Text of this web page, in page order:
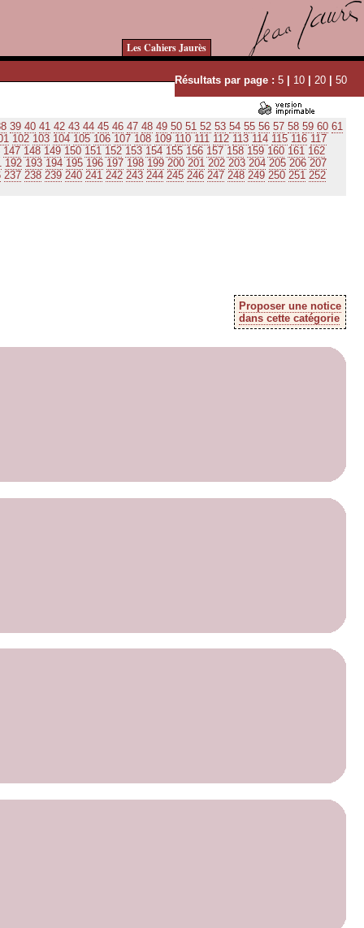
Les Cahiers Jaurès
Résultats par page : 5 | 10 | 20 | 50
39 40 41 42 43 44 45 46 47 48 49 50 51 52 53 54 55 56 57 58 59 60 61
102 103 104 105 106 107 108 109 110 111 112 113 114 115 116 117
147 148 149 150 151 152 153 154 155 156 157 158 159 160 161 162
192 193 194 195 196 197 198 199 200 201 202 203 204 205 206 207
237 238 239 240 241 242 243 244 245 246 247 248 249 250 251 252
Proposer une notice
dans cette catégorie